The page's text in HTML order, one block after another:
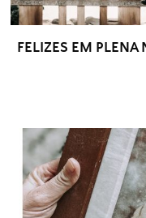
FELIZES EM PLENA